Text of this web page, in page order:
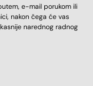
e-mail porukom ili
nakon čega će vas
narednog radnog